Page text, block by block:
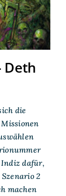
Deth
die
dafür,
2
machen